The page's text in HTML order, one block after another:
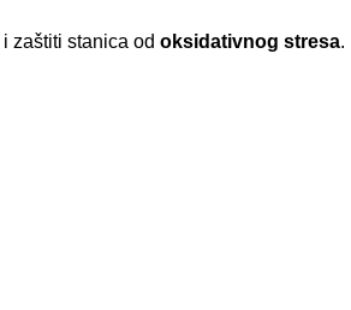
i zaštiti stanica od oksidativnog stresa.